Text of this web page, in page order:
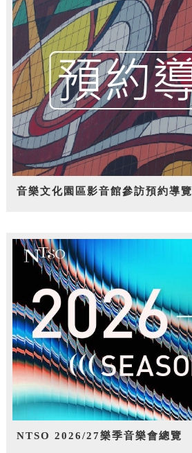
音樂文化園區影音館參訪預約導覽
NTSO 2026/27樂季音樂會總覽